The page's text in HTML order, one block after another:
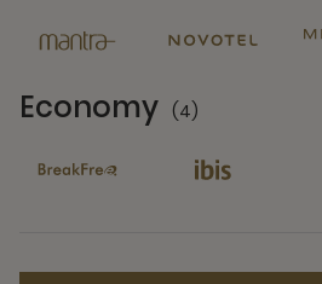
Economy (4)